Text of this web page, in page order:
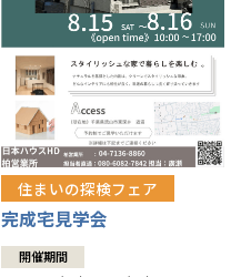
住まいの探検フェア
完成宅見学会
開催期間